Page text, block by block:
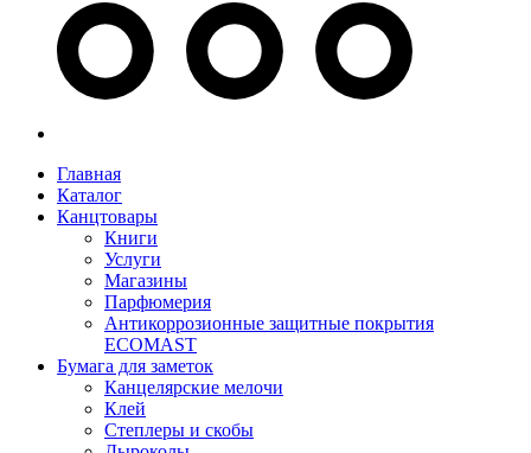
Главная
Каталог
Канцтовары
Книги
Услуги
Магазины
Парфюмерия
Антикоррозионные защитные покрытия
ECOMAST
Бумага для заметок
Канцелярские мелочи
Клей
Степлеры и скобы